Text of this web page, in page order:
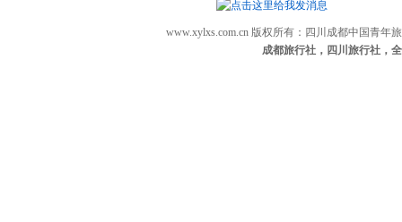
www.xylxs.com.cn 版权所有：四川成都中国青
成都旅行社，四川旅行社，